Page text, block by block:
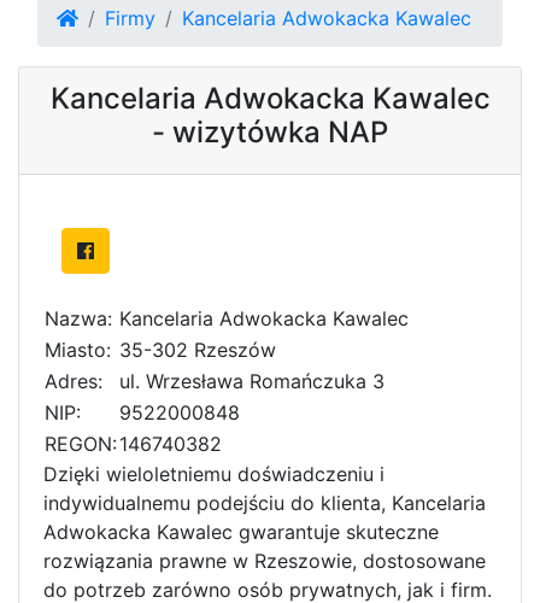
Firmy Kancelaria Adwokacka Kawalec
Kancelaria Adwokacka Kawalec
- wizytówka NAP
Nazwa: Kancelaria Adwokacka Kawalec
Miasto: 35-302 Rzeszów
Adres:
ul. Wrzesława Romańczuka 3
NIP:
9522000848
REGON:146740382
Dzięki wieloletniemu doświadczeniu i
indywidualnemu podejściu do klienta, Kancelaria
Adwokacka Kawalec gwarantuje skuteczne
rozwiązania prawne w Rzeszowie, dostosowane
do potrzeb zarówno osób prywatnych, jak i firm.